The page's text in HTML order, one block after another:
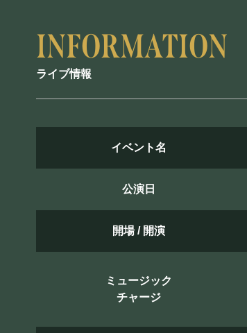
ライブ情報
イベント名
公演日
開場 / 開演
ミュージック
チャージ